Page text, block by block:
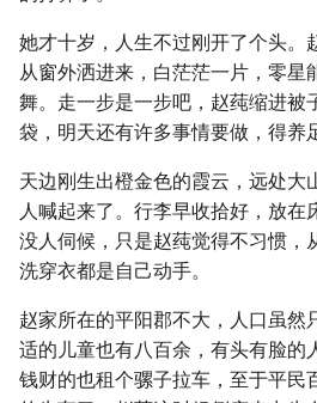
她才十岁，人生不过刚开了个头。
从窗外洒进来，白茫茫一片，零星
舞。走一步是一步吧，赵莼缩进被
袋，明天还有许多事情要做，得养
天边刚生出橙金色的霞云，远处大
人喊起来了。行李早收拾好，放在
没人伺候，只是赵莼觉得不习惯，
洗穿衣都是自己动手。
赵家所在的平阳郡不大，人口虽然
适的儿童也有八百余，有头有脸的
钱财的也租个骡子拉车，至于平民